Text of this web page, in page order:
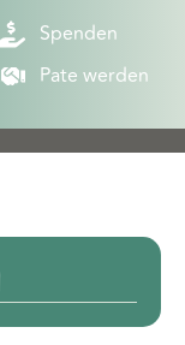
Spenden
Pate werden